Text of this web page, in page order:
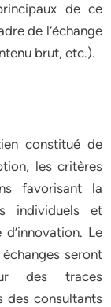
de ce
de l’échange
brut, etc.).
constitué de
les critères
favorisant la
individuels et
Le
seront
des traces
des consultants